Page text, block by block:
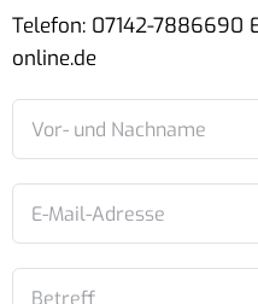
Telefon: 07142-7886690
online.de